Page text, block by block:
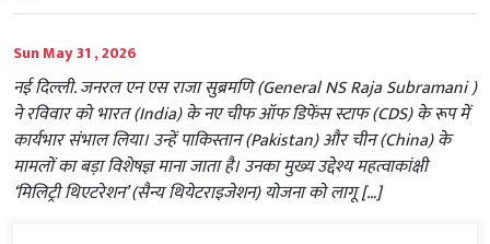
Sun May 31 , 2026
नई दिल्ली. जनरल एन एस राजा सुब्रमणि (General NS Raja Subramani )
ने रविवार को भारत (India) के नए चीफ ऑफ डिफेंस स्टाफ (CDS) के रूप में
कार्यभार संभाल लिया। उन्हें पाकिस्तान (Pakistan) और चीन (China) के
मामलों का बड़ा विशेषज्ञ माना जाता है। उनका मुख्य उद्देश्य महत्वाकांक्षी
‘मिलिट्री थिएटरेशन’ (सैन्य थियेटराइजेशन) योजना को लागू […]